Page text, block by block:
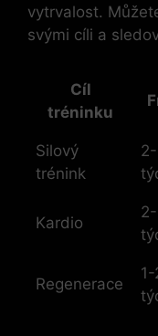
vytrvalost.
svými cíli a
Cíl
tréninku
Silový
trénink
Kardio
Regenerace